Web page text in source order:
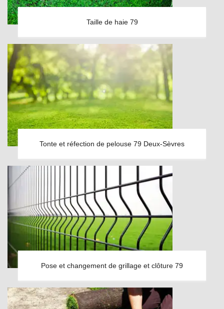
Taille de haie 79
Tonte et réfection de pelouse 79 Deux-Sèvres
Pose et changement de grillage et clôture 79